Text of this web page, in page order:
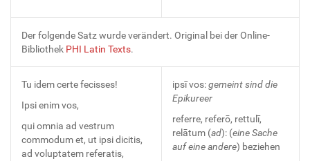
Der folgende Satz wurde verändert. Original bei der Online-
Bibliothek PHI Latin Texts.
Tu idem certe fecisses!
Ipsi enim vos,
qui omnia ad vestrum
commodum et, ut ipsi dicitis,
ad voluptatem referatis,
ipsī vos:gemeint sind die
Epikureer
referre, referō, rettulī,
relātum (ad): (eine Sache
auf eine andere) beziehen